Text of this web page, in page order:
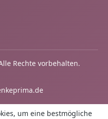
Rechte vorbehalten.
um eine bestmögliche